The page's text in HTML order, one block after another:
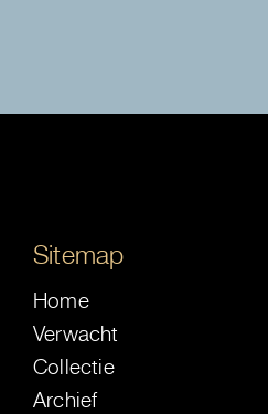
Sitemap
Home
Verwacht
Collectie
Archief